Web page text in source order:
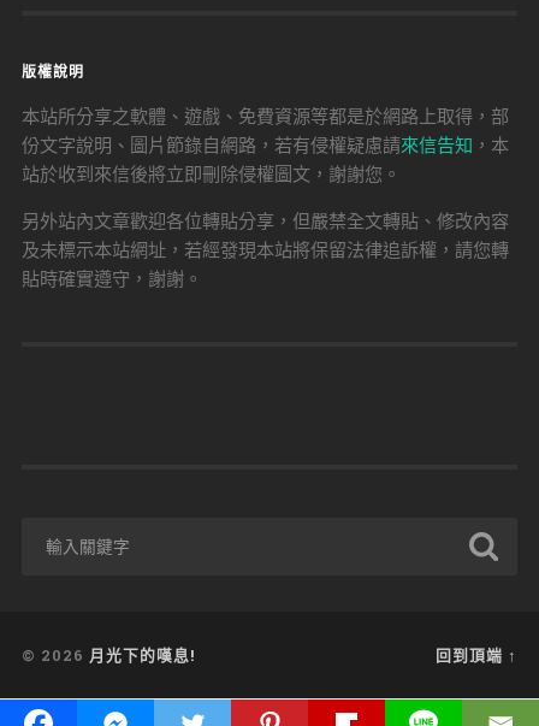
版權說明
本站所分享之軟體、遊戲、免費資源等都是於網路上取得，部
份文字說明、圖片節錄自網路，若有侵權疑慮請來信告知 ，本
站於收到來信後將立即刪除侵權圖文，謝謝您。
另外站內文章歡迎各位轉貼分享，但嚴禁全文轉貼、修改內容
及未標示本站網址，若經發現本站將保留法律追訴權，請您轉
貼時確實遵守，謝謝。
© 2026 月光下的嘆息! 回到頂端 ↑